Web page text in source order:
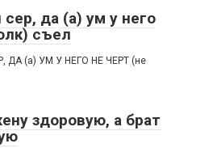
да (а) ум у него
съел
ДА (а) УМ У НЕГО НЕ ЧЕРТ (не
здоровую, а брат